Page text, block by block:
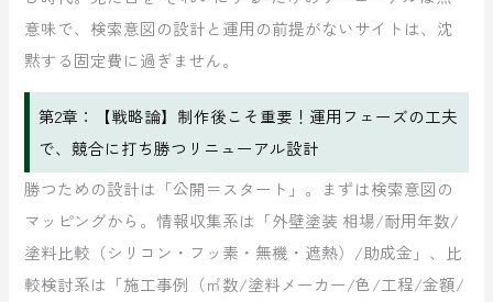
意味で、検索意図の設計と運用の前提がないサイトは、沈
黙する固定費に過ぎません。
第2章：【戦略論】制作後こそ重要！運用フェーズの工夫
で、競合に打ち勝つリニューアル設計
勝つための設計は「公開＝スタート」。まずは検索意図の
マッピングから。情報収集系は「外壁塗装 相場/耐用年数/
塗料比較（シリコン・フッ素・無機・遮熱）/助成金」、比
較検討系は「施工事例（㎡数/塗料メーカー/色/工程/金額/